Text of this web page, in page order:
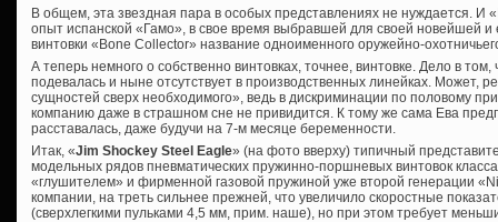
В общем, эта звездная пара в особых представлениях не нуждается. И
опыт испанской «Гамо», в свое время выбравшей для своей новейшей
винтовки «Bone Collector» название одноименного оружейно-
А теперь немного о собственно винтовках, точнее, винтовке. Дело в
подевалась и ныне отсутствует в производственных линейках. Может,
сущностей сверх необходимого», ведь в дискриминации по половому
компанию даже в страшном сне не привидится. К тому же сама Ева
расставалась, даже будучи на 7-м месяце беременности.
Итак, «Jim Shockey Steel Eagle» (на фото вверху) типичный
модельных рядов пневматических пружинно-поршневых винтовок
«глушителем» и фирменной газовой пружиной уже второй генерации
компании, на треть сильнее прежней, что увеличило скоростные
(сверхлегкими пульками 4,5 мм, прим. наше), но при этом требует